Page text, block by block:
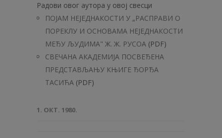
Радови овог аутора у овој свесци
ПОЈАМ НЕЈЕДНАКОСТИ У „РАСПРАВИ О
ПОРЕКЛУ И ОСНОВАМА НЕЈЕДНАКОСТИ
МЕЂУ ЉУДИМА" Ж. Ж. РУСОА (PDF)
СВЕЧАНА АКАДЕМИЈА ПОСВЕЂЕНА
ПРЕДСТАВЉАЊУ КЊИГЕ ЂОРЂА
ТАСИЋА (PDF)
1. ОКТ. 1980.